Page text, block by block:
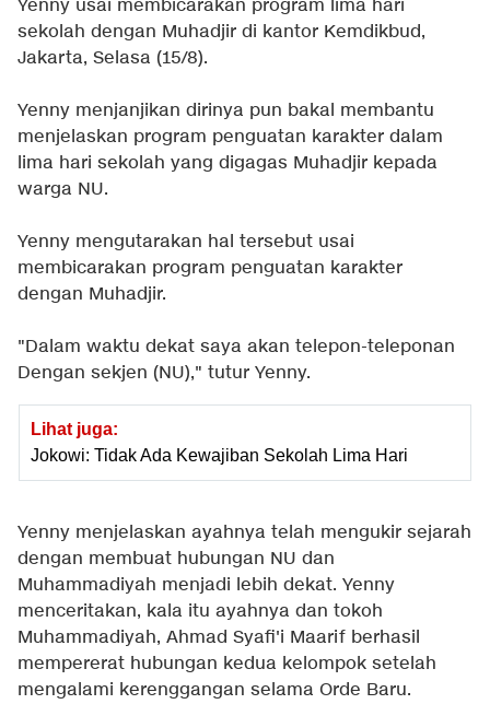
Yenny usai membicarakan program lima hari
sekolah dengan Muhadjir di kantor Kemdikbud,
Jakarta, Selasa (15/8).
Yenny menjanjikan dirinya pun bakal membantu
menjelaskan program penguatan karakter dalam
lima hari sekolah yang digagas Muhadjir kepada
warga NU.
Yenny mengutarakan hal tersebut usai
membicarakan program penguatan karakter
dengan Muhadjir.
"Dalam waktu dekat saya akan telepon-teleponan
Dengan sekjen (NU)," tutur Yenny.
Lihat juga:
Jokowi: Tidak Ada Kewajiban Sekolah Lima Hari
Yenny menjelaskan ayahnya telah mengukir sejarah
dengan membuat hubungan NU dan
Muhammadiyah menjadi lebih dekat. Yenny
menceritakan, kala itu ayahnya dan tokoh
Muhammadiyah, Ahmad Syafi'i Maarif berhasil
mempererat hubungan kedua kelompok setelah
mengalami kerenggangan selama Orde Baru.